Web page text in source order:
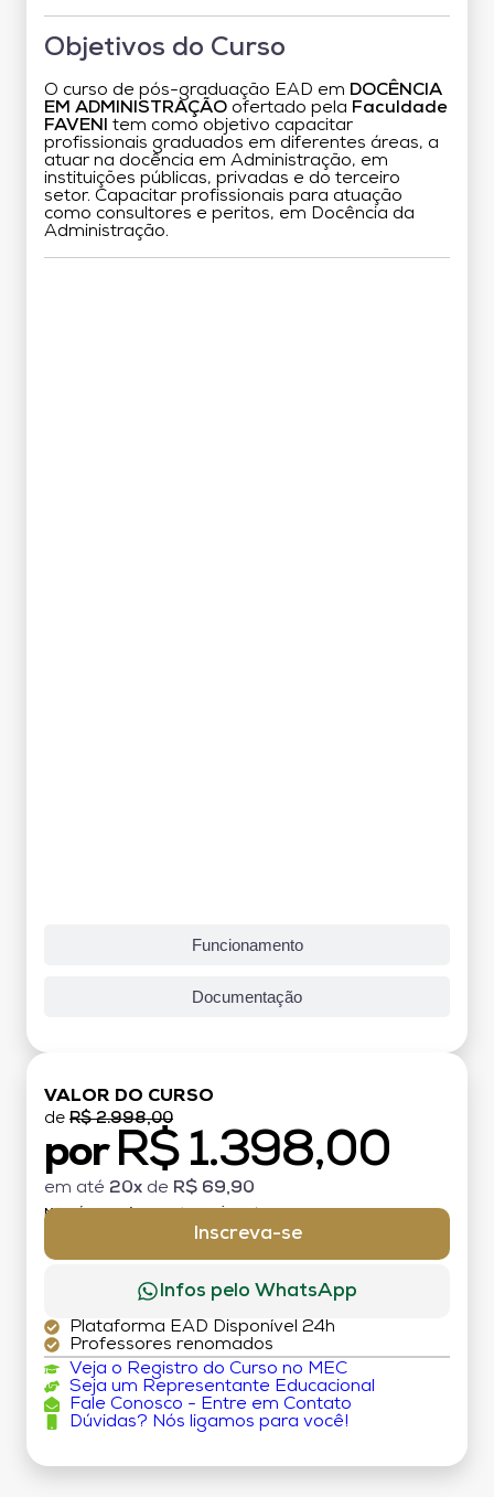
Objetivos do Curso
O curso de pós-graduação EAD em DOCÊNCIA
EM ADMINISTRAÇÃO ofertado pela Faculdade
FAVENI
tem como objetivo capacitar
profissionais graduados em diferentes áreas, a
atuar na docência em Administração, em
instituições públicas, privadas e do terceiro
setor. Capacitar profissionais para atuação
como consultores e peritos, em Docência da
Administração.
Funcionamento
Documentação
VALOR DO CURSO
de R$ 2.998,00
por R$ 1.398,00
em até 20x de R$ 69,90
MATRÍCULA:
Inscreva-se
Infos pelo WhatsApp
Plataforma EAD Disponível 24h
Professores renomados
Veja o Registro do Curso no MEC
Seja um Representante Educacional
Fale Conosco - Entre em Contato
Dúvidas? Nós ligamos para você!